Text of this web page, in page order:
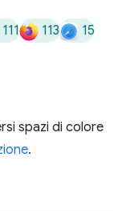
111 113 15
spazi di colore
.